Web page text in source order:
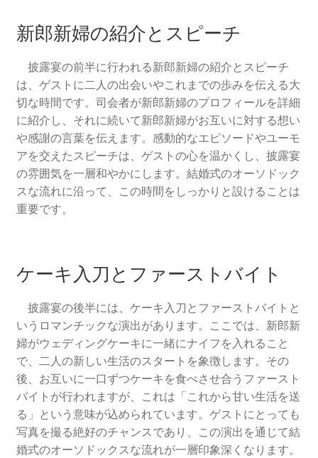
新郎新婦の紹介とスピーチ
披露宴の前半に行われる新郎新婦の紹介とスピーチ
は、ゲストに二人の出会いやこれまでの歩みを伝える大
切な時間です。司会者が新郎新婦のプロフィールを詳細
に紹介し、それに続いて新郎新婦がお互いに対する想い
や感謝の言葉を伝えます。感動的なエピソードやユーモ
アを交えたスピーチは、ゲストの心を温かくし、披露宴
の雰囲気を一層和やかにします。結婚式のオーソドック
スな流れに沿って、この時間をしっかりと設けることは
重要です。
ケーキ入刀とファーストバイト
披露宴の後半には、ケーキ入刀とファーストバイトと
いうロマンチックな演出があります。ここでは、新郎新
婦がウェディングケーキに一緒にナイフを入れること
で、二人の新しい生活のスタートを象徴します。その
後、お互いに一口ずつケーキを食べさせ合うファースト
バイトが行われますが、これは「これから甘い生活を送
る」という意味が込められています。ゲストにとっても
写真を撮る絶好のチャンスであり、この演出を通じて結
婚式のオーソドックスな流れが一層印象深くなります。